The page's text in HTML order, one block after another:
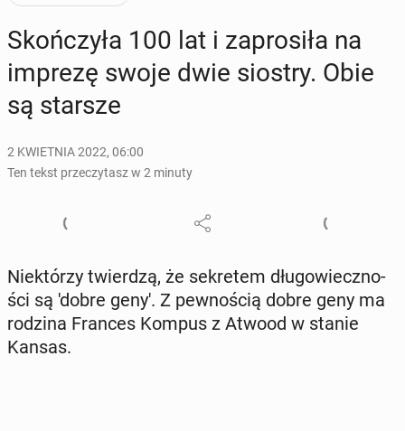
Skoń­czy­ła 100 lat i za­pro­si­ła na
imprezę swoje dwie siostry. Obie
są starsze
2 KWIETNIA 2022, 06:00
Ten tekst przeczytasz w 2 minuty
Nie­któ­rzy twier­dzą, że se­kre­tem dłu­go­wiecz­no­
ści są 'dobre geny'. Z pew­no­ścią dobre geny ma
rodzina Frances Kompus z Atwood w stanie
Kansas.